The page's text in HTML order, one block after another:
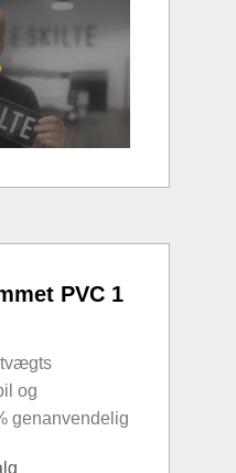
PVC 1
og
genanvendelig